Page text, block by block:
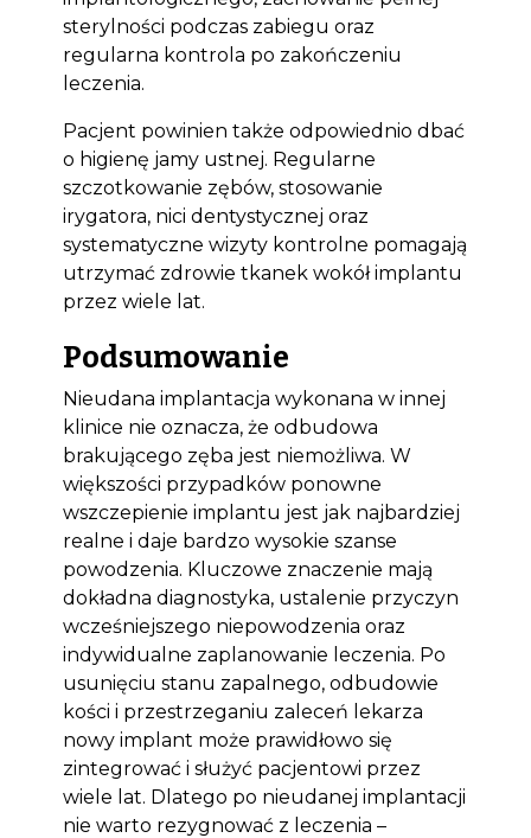
sterylności podczas zabiegu oraz
regularna kontrola po zakończeniu
leczenia.
Pacjent powinien także odpowiednio dbać
o higienę jamy ustnej. Regularne
szczotkowanie zębów, stosowanie
irygatora, nici dentystycznej oraz
systematyczne wizyty kontrolne pomagają
utrzymać zdrowie tkanek wokół implantu
przez wiele lat.
Podsumowanie
Nieudana implantacja wykonana w innej
klinice nie oznacza, że odbudowa
brakującego zęba jest niemożliwa. W
większości przypadków ponowne
wszczepienie implantu jest jak najbardziej
realne i daje bardzo wysokie szanse
powodzenia. Kluczowe znaczenie mają
dokładna diagnostyka, ustalenie przyczyn
wcześniejszego niepowodzenia oraz
indywidualne zaplanowanie leczenia. Po
usunięciu stanu zapalnego, odbudowie
kości i przestrzeganiu zaleceń lekarza
nowy implant może prawidłowo się
zintegrować i służyć pacjentowi przez
wiele lat. Dlatego po nieudanej implantacji
nie warto rezygnować z leczenia –